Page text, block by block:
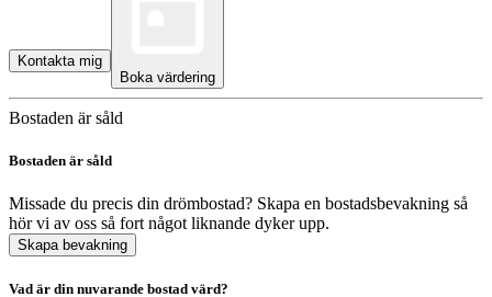
Kontakta mig
Boka värdering
Bostaden är såld
Bostaden är såld
Missade du precis din drömbostad? Skapa en bostadsbevakning så
hör vi av oss så fort något liknande dyker upp.
Skapa bevakning
Vad är din nuvarande bostad värd?